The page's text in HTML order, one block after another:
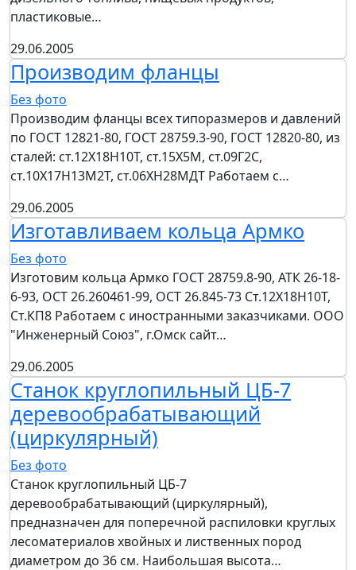
пластиковые…
29.06.2005
Производим фланцы
Без фото
Производим фланцы всех типоразмеров и давлений
по ГОСТ 12821-80, ГОСТ 28759.3-90, ГОСТ 12820-80, из
сталей: ст.12Х18Н10Т, ст.15Х5М, ст.09Г2С,
ст.10Х17Н13М2Т, ст.06ХН28МДТ Работаем с…
29.06.2005
Изготавливаем кольца Армко
Без фото
Изготовим кольца Армко ГОСТ 28759.8-90, АТК 26-18-
6-93, ОСТ 26.260461-99, ОСТ 26.845-73 Ст.12Х18Н10Т,
Ст.КП8 Работаем с иностранными заказчиками. ООО
"Инженерный Союз", г.Омск сайт…
29.06.2005
Станок круглопильный ЦБ-7
деревообрабатывающий
(циркулярный)
Без фото
Станок круглопильный ЦБ-7
деревообрабатывающий (циркулярный),
предназначен для поперечной распиловки круглых
лесоматериалов хвойных и лиственных пород
диаметром до 36 см. Наибольшая высота…